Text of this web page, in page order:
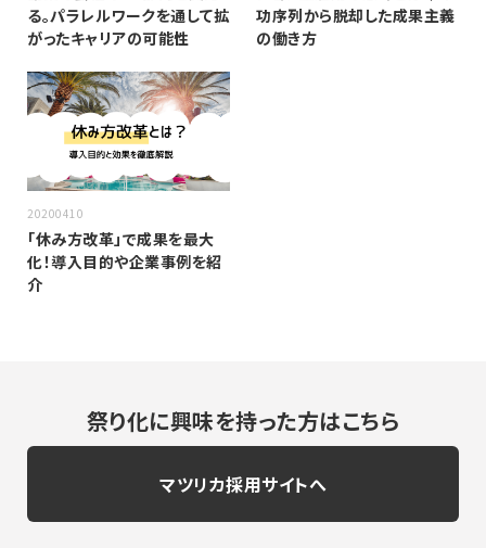
る。パラレルワークを通して拡
がったキャリアの可能性
功序列から脱却した成果主義
の働き方
20200410
「休み方改革」で成果を最大
化！導入目的や企業事例を紹
介
祭り化に興味を持った方はこちら
マツリカ採用サイトへ